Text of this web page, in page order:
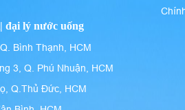
đại lý nước uống
Bình Thạnh, HCM
3, Q. Phú Nhuận, HCM
Q.Thủ Đức, HCM